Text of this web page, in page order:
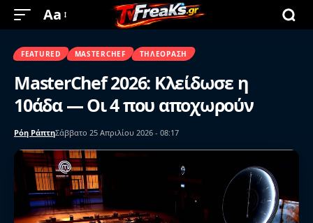
Aa
FEATURED MASTERCHEF ΤΗΛΕΌΡΑΣΗ
MasterChef 2026: Κλείδωσε η
10άδα — Οι 4 που αποχωρούν
Ρόη ΡάπτηΣάββατο 25 Απριλίου 2026 - 08:17